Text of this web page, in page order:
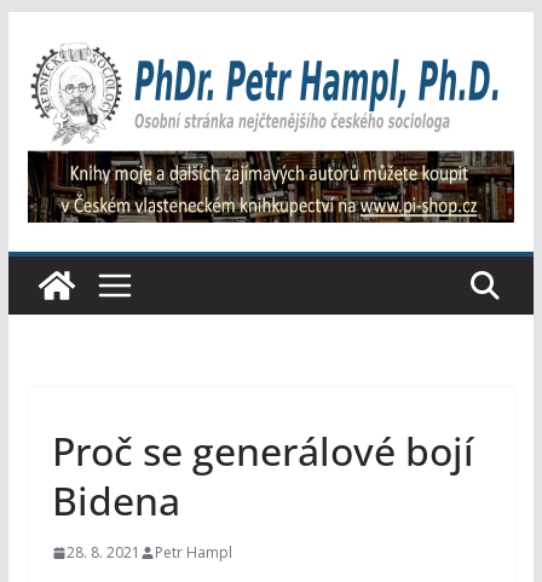
obsah
Proč se generálové bojí
Bidena
28. 8. 2021 Petr Hampl